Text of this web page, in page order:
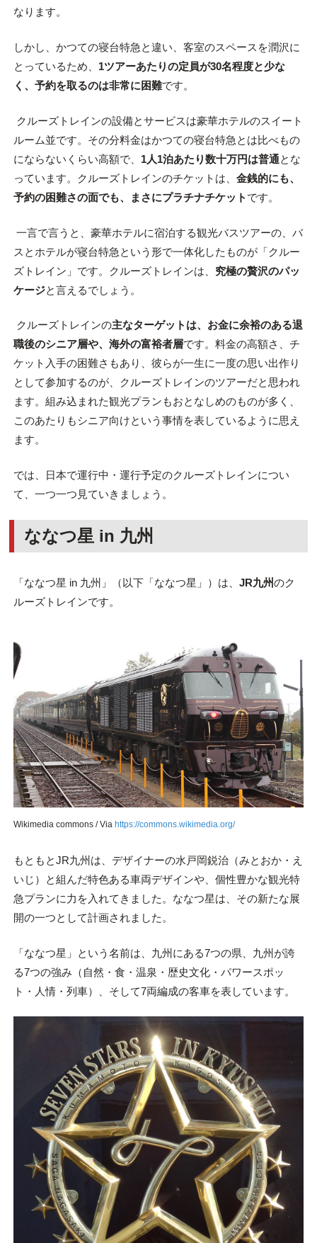
なります。
しかし、かつての寝台特急と違い、客室のスペースを潤沢に
とっているため、 1ツアーあたりの定員が30名程度と少な
く、予約を取るのは非常に困難です。
クルーズトレインの設備とサービスは豪華ホテルのスイート
ルーム並です。その分料金はかつての寝台特急とは比べもの
にならないくらい高額で、 1人1泊あたり数十万円は普通とな
っています。クルーズトレインのチケットは、 金銭的にも、
予約の困難さの面でも、まさにプラチナチケット です。
一言で言うと、豪華ホテルに宿泊する観光バスツアーの、バ
スとホテルが寝台特急という形で一体化したものが「クルー
ズトレイン」です。クルーズトレインは、 究極の贅沢のパッ
ケージと言えるでしょう。
クルーズトレインの主なターゲットは、お金に余裕のある退
職後のシニア層や、海外の富裕者層です。料金の高額さ、チ
ケット入手の困難さもあり、彼らが一生に一度の思い出作り
として参加するのが、クルーズトレインのツアーだと思われ
ます。組み込まれた観光プランもおとなしめのものが多く、
このあたりもシニア向けという事情を表しているように思え
ます。
では、日本で運行中・運行予定のクルーズトレインについ
て、一つ一つ見ていきましょう。
ななつ星 in 九州
「ななつ星 in 九州」（以下「ななつ星」）は、 JR九州のク
ルーズトレインです。
Wikimedia commons / Via https://commons.wikimedia.org/
もともとJR九州は、デザイナーの水戸岡鋭治（みとおか・え
いじ）と組んだ特色ある車両デザインや、個性豊かな観光特
急プランに力を入れてきました。ななつ星は、その新たな展
開の一つとして計画されました。
「ななつ星」という名前は、九州にある7つの県、九州が誇
る7つの強み（自然・食・温泉・歴史文化・パワースポッ
ト・人情・列車）、そして7両編成の客車を表しています。